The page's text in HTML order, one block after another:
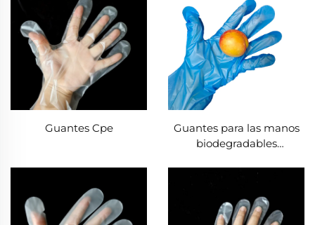
Guantes Cpe
Guantes para las manos
biodegradables
compostables de material
maíz